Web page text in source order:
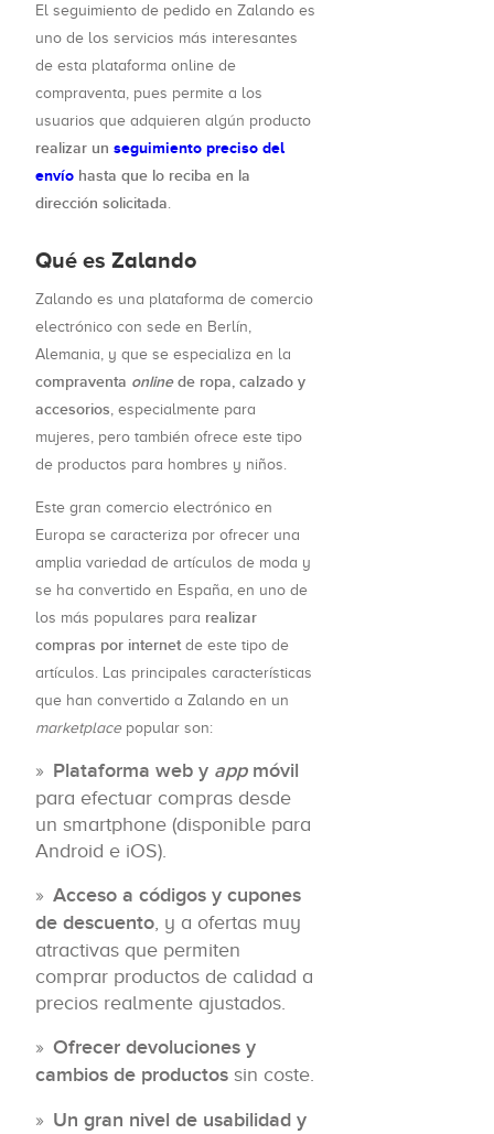
El seguimiento de pedido en Zalando es
uno de los servicios más interesantes
de esta plataforma online de
compraventa, pues permite a los
usuarios que adquieren algún producto
realizar un seguimiento preciso del
envío hasta que lo reciba en la
dirección solicitada
Qué es Zalando
Zalando es una plataforma de comercio
electrónico con sede en Berlín,
Alemania, y que se especializa en la
compraventa onlinede ropa, calzado y
accesorios , especialmente para
mujeres, pero también ofrece este tipo
de productos para hombres y niños.
Este gran comercio electrónico en
Europa se caracteriza por ofrecer una
amplia variedad de artículos de moda y
se ha convertido en España, en uno de
los más populares para realizar
compras por internet de este tipo de
artículos. Las principales características
que han convertido a Zalando en un
marketplacepopular son:
Plataforma web y appmóvil
para efectuar compras desde
un smartphone (disponible para
Android e iOS).
Acceso a códigos y cupones
de descuento , y a ofertas muy
atractivas que permiten
comprar productos de calidad a
precios realmente ajustados.
Ofrecer devoluciones y
cambios de productos sin coste.
Un gran nivel de usabilidad y